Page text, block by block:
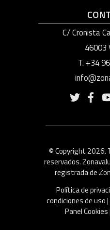
C/ Cronista
46003
T. +34
© Copyright 2026.
reservados.
registrada de
Política de
condiciones de uso|
Panel Cookies|